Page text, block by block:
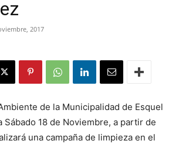
2017
de la Municipalidad de Esquel
Sábado 18 de Noviembre, a partir de
una campaña de limpieza en el